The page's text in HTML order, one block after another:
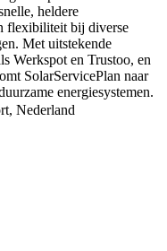
heldere
flexibiliteit bij diverse
Met uitstekende
Werkspot en Trustoo, en
SolarServicePlan naar
energiesystemen.
Nederland